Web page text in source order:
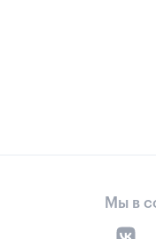
Мы в